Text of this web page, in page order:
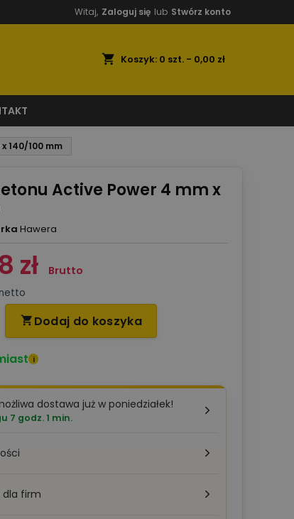
Witaj, Zaloguj się lub Stwórz konto
shopping_cart Koszyk: 0 szt. - 0,00 zł
140/100 mm
Active Power 4 mm x
Hawera
zł Brutto
netto
 Dodaj do koszyka
i
dostawa już w poniedziałek!
7 godz. 1 min.
dla firm